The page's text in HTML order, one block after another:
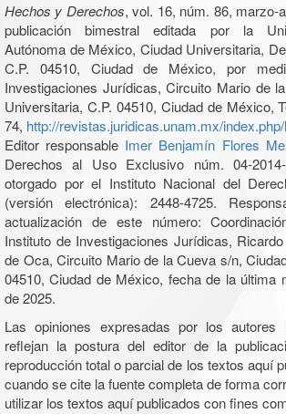
Hechos y Derechos, vol. 16, núm. 86, marzo-
publicación bimestral editada por la
Autónoma de México, Ciudad Universitaria,
C.P. 04510, Ciudad de México, por
Investigaciones Jurídicas, Circuito Mario de
Universitaria, C.P. 04510, Ciudad de México,
74, http://revistas.juridicas.unam.mx/
Editor responsable Imer Benjamín Flores
Derechos al Uso Exclusivo núm. 04-2014-
otorgado por el Instituto Nacional del
(versión electrónica): 2448-4725.
actualización de este número:
Instituto de Investigaciones Jurídicas,
de Oca, Circuito Mario de la Cueva s/n,
04510, Ciudad de México, fecha de la última
de 2025.
Las opiniones expresadas por los autores
reflejan la postura del editor de la
reproducción total o parcial de los textos aquí
cuando se cite la fuente completa de forma
utilizar los textos aquí publicados con fines